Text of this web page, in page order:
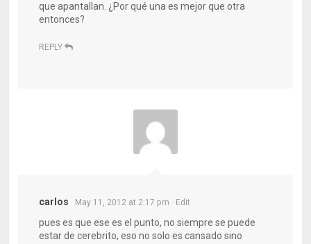
que apantallan. ¿Por qué una es mejor que otra
entonces?
REPLY
carlos May 11, 2012 at 2:17 pm · Edit
pues es que ese es el punto, no siempre se puede
estar de cerebrito, eso no solo es cansado sino